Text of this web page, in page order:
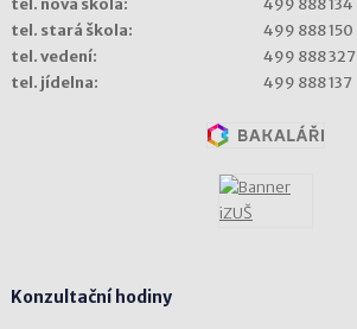
tel. nová škola:
499 888 134
tel. stará škola:
499 888 150
tel. vedení:
499 888 327
tel. jídelna:
499 888 137
Konzultační hodiny